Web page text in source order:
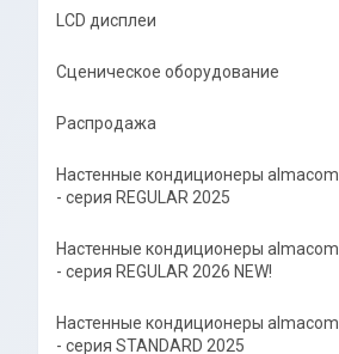
LCD дисплеи
Сценическое оборудование
Распродажа
Настенные кондиционеры almacom
- серия REGULAR 2025
Настенные кондиционеры almacom
- серия REGULAR 2026 NEW!
Настенные кондиционеры almacom
- серия STANDARD 2025